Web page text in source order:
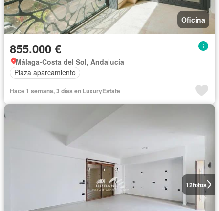
Oficina
855.000 €
Málaga-Costa del Sol, Andalucía
Plaza aparcamiento
Hace 1 semana, 3 días en LuxuryEstate
12fotos